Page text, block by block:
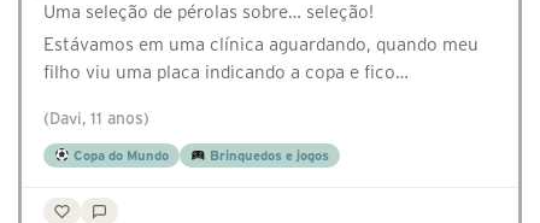
Uma seleção de pérolas sobre… seleção!
Estávamos em uma clínica aguardando, quando meu
filho viu uma placa indicando a copa e fico…
(Davi, 11 anos)
Copa do Mundo Brinquedos e jogos